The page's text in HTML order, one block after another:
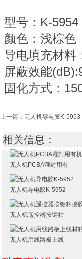
型号：K-5954
颜色：浅棕色
导电填充材料
屏蔽效能
固化方式：
上一篇 ： 无人机导电胶K-5953
相关信息：
无人机PCBA灌封用有
无人机导电胶K-5952
无人机遥控器按键粘
无人机用线路板上线